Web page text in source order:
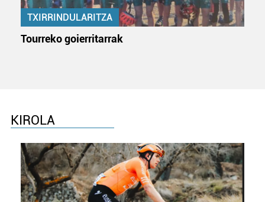
TXIRRINDULARITZA
Tourreko goierritarrak
KIROLA